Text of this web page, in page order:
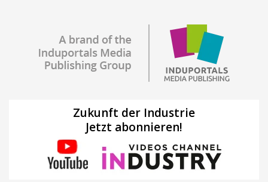
Zukunft der Industrie
Jetzt abonnieren!